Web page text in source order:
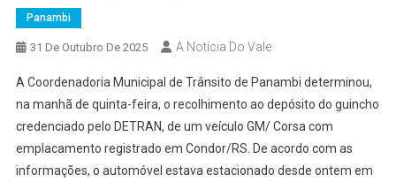
Panambi
31 De Outubro De 2025 A Notícia Do Vale
A Coordenadoria Municipal de Trânsito de Panambi determinou,
na manhã de quinta-feira, o recolhimento ao depósito do guincho
credenciado pelo DETRAN, de um veículo GM/ Corsa com
emplacamento registrado em Condor/RS. De acordo com as
informações, o automóvel estava estacionado desde ontem em